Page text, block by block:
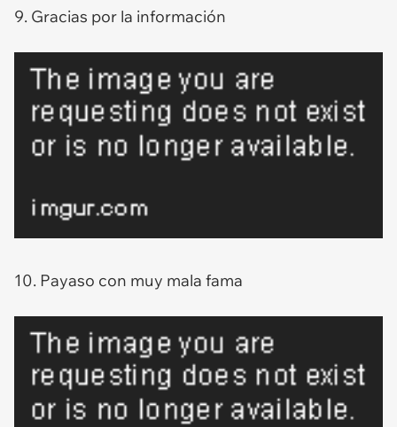
9. Gracias por la información
10. Payaso con muy mala fama